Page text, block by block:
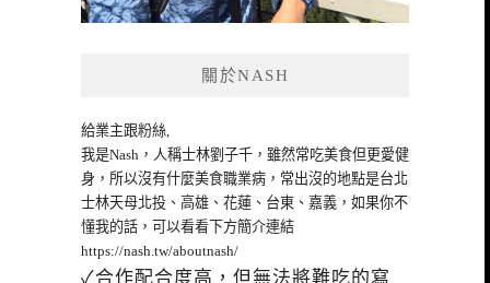
關於NASH
給業主跟粉絲,
我是Nash，人稱士林劉子千，雖然常吃美食但更愛健
身，所以沒有什麼美食職業病，常出沒的地點是台北
士林天母北投、高雄、花蓮、台東、嘉義，如果你不
懂我的話，可以看看下方簡介連結
https://nash.tw/aboutnash/
✓合作配合度高，但無法將難吃的寫